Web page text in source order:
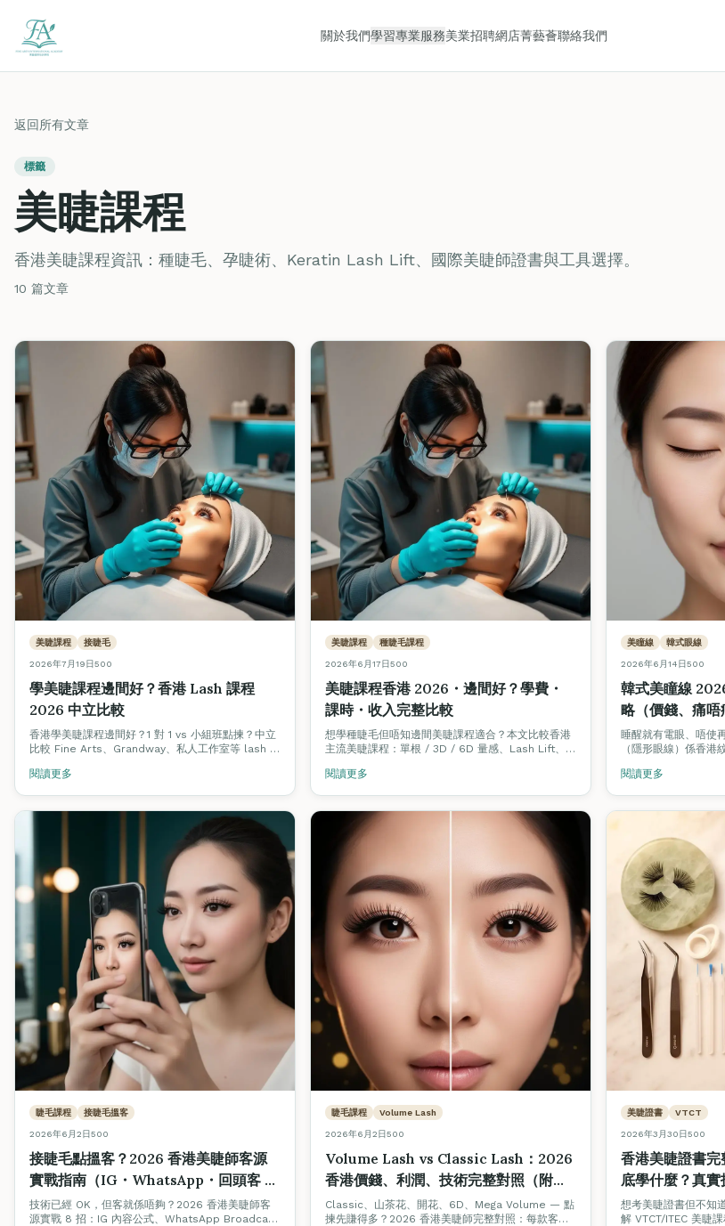
關於我們學習專業服務美業招聘網店菁藝薈聯絡我們
返回所有文章
標籤
美睫課程
香港美睫課程資訊：種睫毛、孕睫術、Keratin Lash Lift、國際美睫師證書與工具選擇。
10 篇文章
美睫課程 接睫毛
2026年7月19日500
學美睫課程邊間好？香港 Lash 課程
2026 中立比較
香港學美睫課程邊間好？1 對 1 vs 小組班點揀？中立
比較 Fine Arts、Grandway、私人工作室等 lash 課
援。
閱讀更多
美睫課程 種睫毛課程
2026年6月17日500
美睫課程香港 2026・邊間好？學費・
課時・收入完整比較
想學種睫毛但唔知邊間美睫課程適合？本文比較香港
主流美睫課程：單根 / 3D / 6D 量感、Lash Lift、
析。
閱讀更多
美瞳線 韓式眼線
2026年6月14日500
韓式美瞳線
略（價錢、痛唔
睡醒就有電眼、唔使
（隱形眼線）係香港
\$3,500–\$6,800、
閱讀更多
睫毛課程 接睫毛搵客
2026年6月2日500
接睫毛點搵客？2026 香港美睫師客源
實戰指南（IG・WhatsApp・回頭客 8
招）
技術已經 OK，但客就係唔夠？2026 香港美睫師客
源實戰 8 招：IG 內容公式、WhatsApp Broadcast
睫毛課程 Volume Lash
2026年6月2日500
Volume Lash vs Classic Lash：2026
香港價錢、利潤、技術完整對照（附升
級路徑）
Classic、山茶花、開花、6D、Mega Volume — 點
揀先賺得多？2026 香港美睫師完整對照：每款客單
美睫證書 VTCT
2026年3月30日500
香港美睫證書
底學什麼？真實
應用全拆解
想考美睫證書但不知
解 VTCT/ITEC 美睫